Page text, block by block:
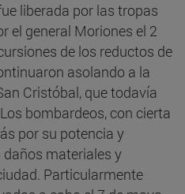
liberada por las tropas
el general Moriones el 2
de los reductos de
asolando a la
Cristóbal, que todavía
bombardeos, con cierta
por su potencia y
daños materiales y
Particularmente